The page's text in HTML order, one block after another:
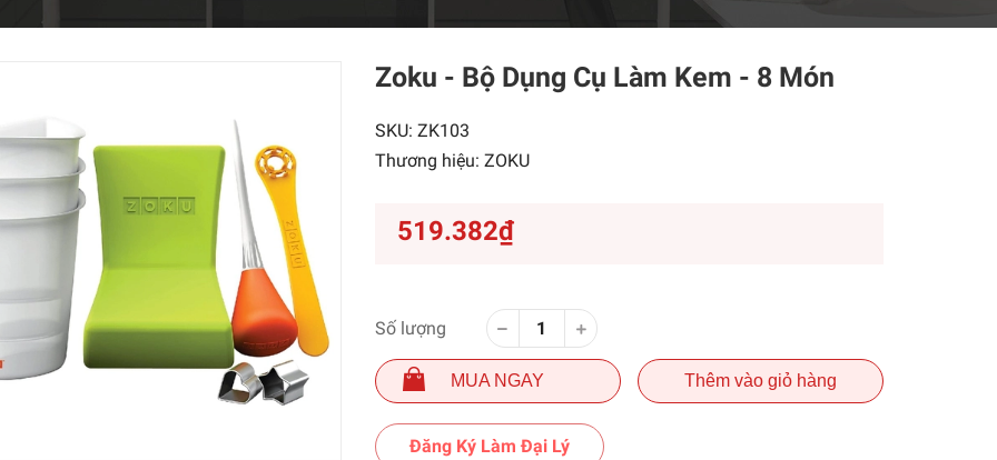
Zoku - Bộ Dụng Cụ Làm Kem - 8 Món
SKU: ZK103
Thương hiệu: ZOKU
519.382₫
Số lượng
MUA NGAY Thêm vào giỏ hàng
Đăng Ký Làm Đại Lý